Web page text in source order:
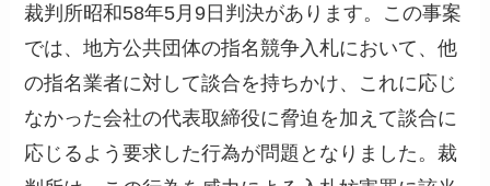
裁判所昭和58年5月9日判決があります。この事案
では、地方公共団体の指名競争入札において、他
の指名業者に対して談合を持ちかけ、これに応じ
なかった会社の代表取締役に脅迫を加えて談合に
応じるよう要求した行為が問題となりました。裁